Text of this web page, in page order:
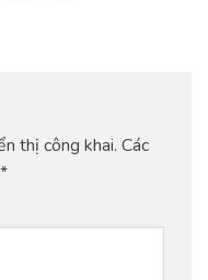
thị công khai. Các
*